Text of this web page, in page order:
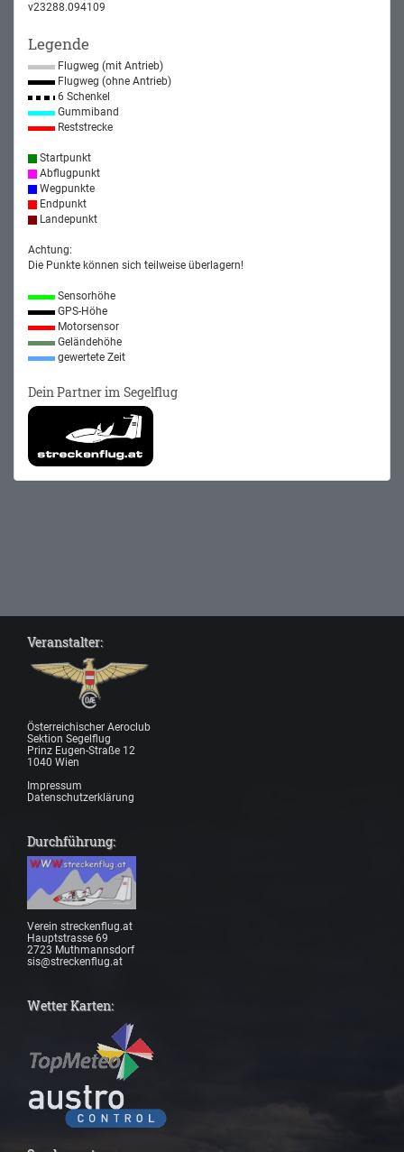
v23288.094109
Legende
Flugweg (mit Antrieb)
Flugweg (ohne Antrieb)
6 Schenkel
Gummiband
Reststrecke
Startpunkt
Abflugpunkt
Wegpunkte
Endpunkt
Landepunkt
Achtung:
Die Punkte können sich teilweise überlagern!
Sensorhöhe
GPS-Höhe
Motorsensor
Geländehöhe
gewertete Zeit
Dein Partner im Segelflug
Veranstalter:
Österreichischer Aeroclub
Sektion Segelflug
Prinz Eugen-Straße 12
1040 Wien
Impressum
Datenschutzerklärung
Durchführung:
Verein streckenflug.at
Hauptstrasse 69
2723 Muthmannsdorf
sis@streckenflug.at
Wetter Karten: